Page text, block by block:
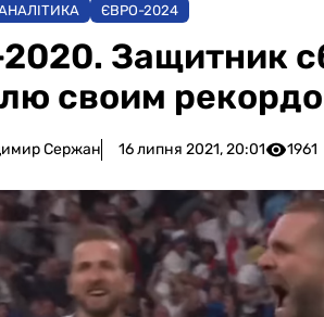
ЄВРО-2024
Защитник
своим
Сержан 16 липня 2021, 20:01 1961